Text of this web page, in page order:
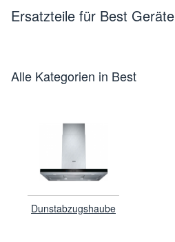
Ersatzteile für Best Geräte
Alle Kategorien in Best
Dunstabzugshaube